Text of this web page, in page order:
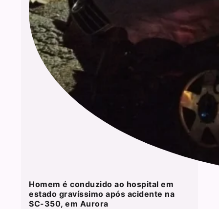
Homem é conduzido ao hospital em
estado gravíssimo após acidente na
SC-350, em Aurora